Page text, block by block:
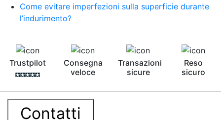
Come evitare imperfezioni sulla superficie durante
l’indurimento?
Trustpilot
Consegna
veloce
Transazioni
sicure
Reso
sicuro
Contatti